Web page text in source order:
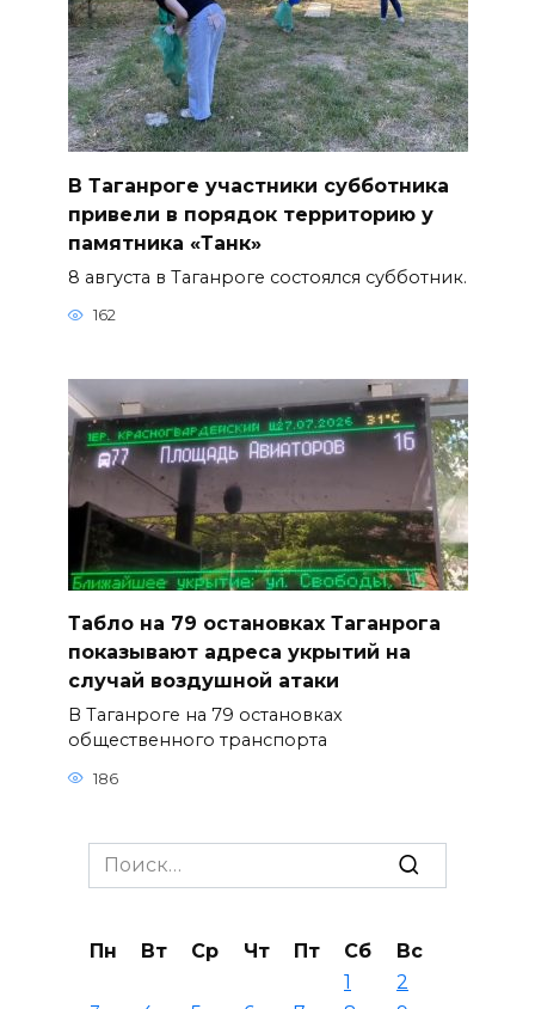
В Таганроге участники субботника
привели в порядок территорию у
памятника «Танк»
8 августа в Таганроге состоялся субботник.
162
Табло на 79 остановках Таганрога
показывают адреса укрытий на
случай воздушной атаки
В Таганроге на 79 остановках
общественного транспорта
186
Search
for:
Пн Вт Ср Чт Пт Сб
Вс
1
2